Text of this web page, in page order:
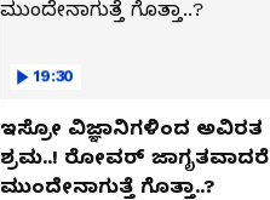
19:30
ಇಸ್ರೋ ವಿಜ್ಞಾನಿಗಳಿಂದ ಅವಿರತ
ಶ್ರಮ..! ರೋವರ್ ಜಾಗೃತವಾದರೆ
ಮುಂದೇನಾಗುತ್ತೆ ಗೊತ್ತಾ..?